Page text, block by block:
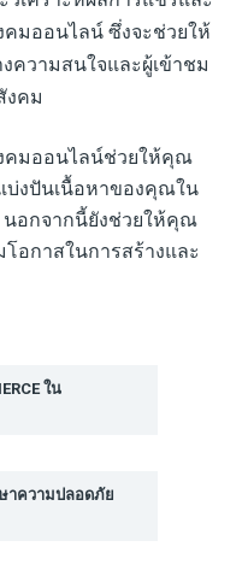
มออนไลน์ ซึ่งจะช่วยให้
ความสนใจและผู้เข้าชม
งคม
คมออนไลน์ช่วยให้คุณ
บ่งปันเนื้อหาของคุณใน
อกจากนี้ยังช่วยให้คุณ
อกาสในการสร้างและ
ใน
าความปลอดภัย